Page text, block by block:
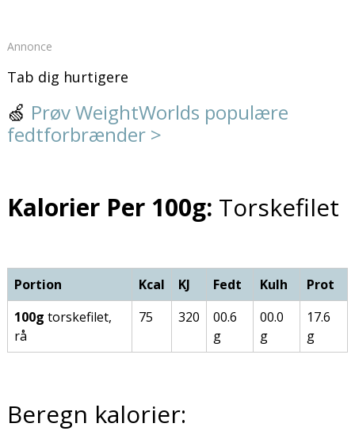
Annonce
Tab dig hurtigere
🍏 Prøv WeightWorlds populære
fedtforbrænder >
Kalorier Per 100g: Torskefilet
Portion Kcal KJ Fedt Kulh
Prot
100g torskefilet,
rå
75 320
00.6
g
00.0
g
17.6
g
Beregn kalorier: